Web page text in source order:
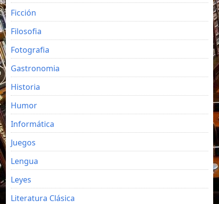
Ficción
Filosofia
Fotografia
Gastronomia
Historia
Humor
Informática
Juegos
Lengua
Leyes
Literatura Clásica